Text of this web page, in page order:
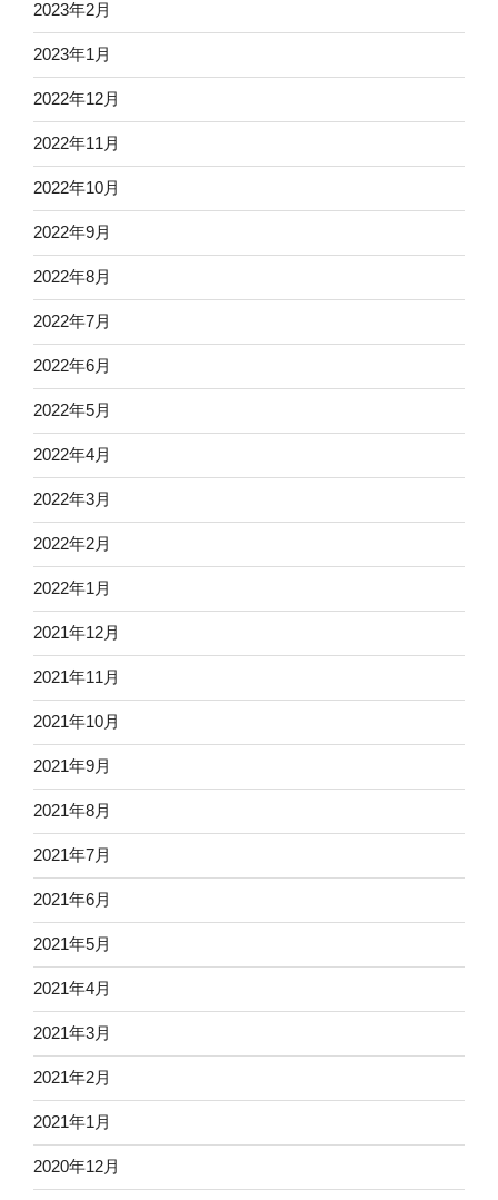
2023年2月
2023年1月
2022年12月
2022年11月
2022年10月
2022年9月
2022年8月
2022年7月
2022年6月
2022年5月
2022年4月
2022年3月
2022年2月
2022年1月
2021年12月
2021年11月
2021年10月
2021年9月
2021年8月
2021年7月
2021年6月
2021年5月
2021年4月
2021年3月
2021年2月
2021年1月
2020年12月